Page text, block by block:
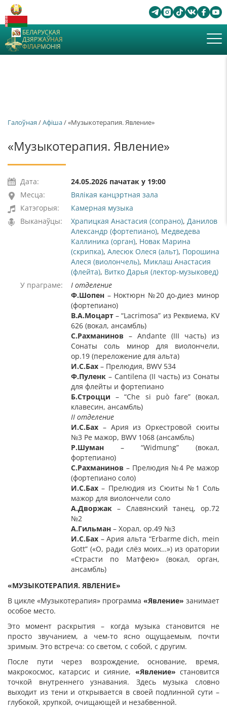
БЕЛАРУСКАЯ
ДЗЯРЖАЎНАЯ
ФІЛАРМОНІЯ
Галоўная /Афiша/ «Музыкотерапия. Явление»
«Музыкотерапия. Явление»
Дата:
24.05.2026 пачатак у 19:00
Месца:
Вялікая канцэртная зала
Катэгорыя:
Камерная музыка
Выканаўцы:
Храпицкая Анастасия (сопрано), Данилов
Александр (фортепиано), Медведева
Каллиника (орган), Новак Марина
(скрипка), Алесюк Олеся (альт), Порошина
Алеся (виолончель), Миклаш Анастасия
(флейта), Витко Дарья (лектор-музыковед)
У праграме:
I отделение
Ф.Шопен – Ноктюрн №20 до-диез минор
(фортепиано)
В.А.Моцарт – “Lacrimosa” из Реквиема, KV
626 (вокал, ансамбль)
С.Рахманинов – Andante (III часть) из
Сонаты соль минор для виолончели,
op.19 (переложение для альта)
И.С.Бах – Прелюдия, BWV 534
Ф.Пуленк – Cantilena (II часть) из Сонаты
для флейты и фортепиано
Б.Строцци – “Che si può fare” (вокал,
клавесин, ансамбль)
II отделение
И.С.Бах – Ария из Оркестровой сюиты
№3 Ре мажор, BWV 1068 (ансамбль)
Р.Шуман – “Widmung” (вокал,
фортепиано)
С.Рахманинов – Прелюдия №4 Ре мажор
(фортепиано соло)
И.С.Бах – Прелюдия из Сюиты №1 Соль
мажор для виолончели соло
А.Дворжак – Славянский танец, op.72
№2
А.Гильман – Хорал, op.49 №3
И.С.Бах – Ария альта “Erbarme dich, mein
Gott” («О, ради слёз моих…») из оратории
«Страсти по Матфею» (вокал, орган,
ансамбль)
«МУЗЫКОТЕРАПИЯ. ЯВЛЕНИЕ»
В цикле «Музыкотерапия» программа «Явление» занимает
особое место.
Это момент раскрытия – когда музыка становится не
просто звучанием, а чем-то ясно ощущаемым, почти
зримым. Это встреча: со светом, с собой, с другим.
После пути через возрождение, основание, время,
макрокосмос, катарсис и сияние, «Явление» становится
точкой внутреннего узнавания. Здесь музыка словно
выходит из тени и открывается в своей подлинной сути –
глубокой, хрупкой, очищающей и незабвенной.